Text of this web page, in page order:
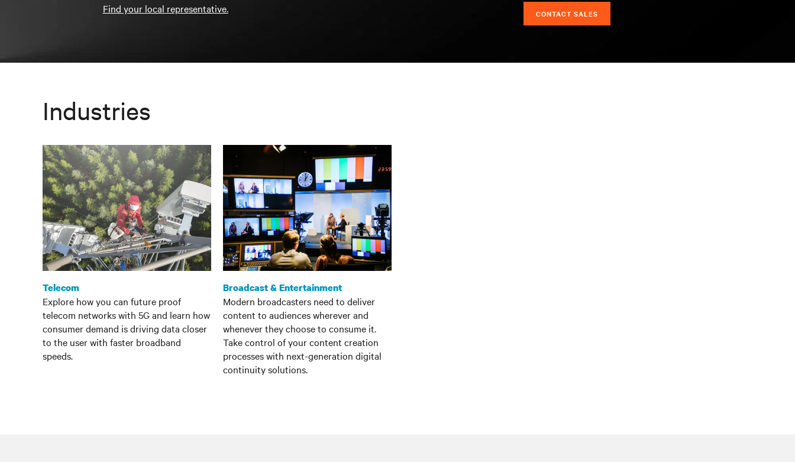
Find your local representative. CONTACT SALES
Industries
Telecom
Explore how you can future proof
telecom networks with 5G and learn how
consumer demand is driving data closer
to the user with faster broadband
speeds.
Broadcast & Entertainment
Modern broadcasters need to deliver
content to audiences wherever and
whenever they choose to consume it.
Take control of your content creation
processes with next-generation digital
continuity solutions.